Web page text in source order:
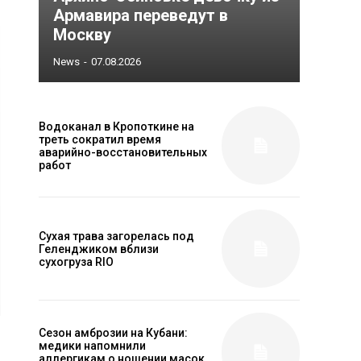
Армавира переведут в
Москву
News - 07.08.2026
Водоканал в Кропоткине на
треть сократил время
аварийно-восстановительных
работ
Сухая трава загорелась под
Геленджиком вблизи
сухогруза RIO
Сезон амброзии на Кубани:
медики напомнили